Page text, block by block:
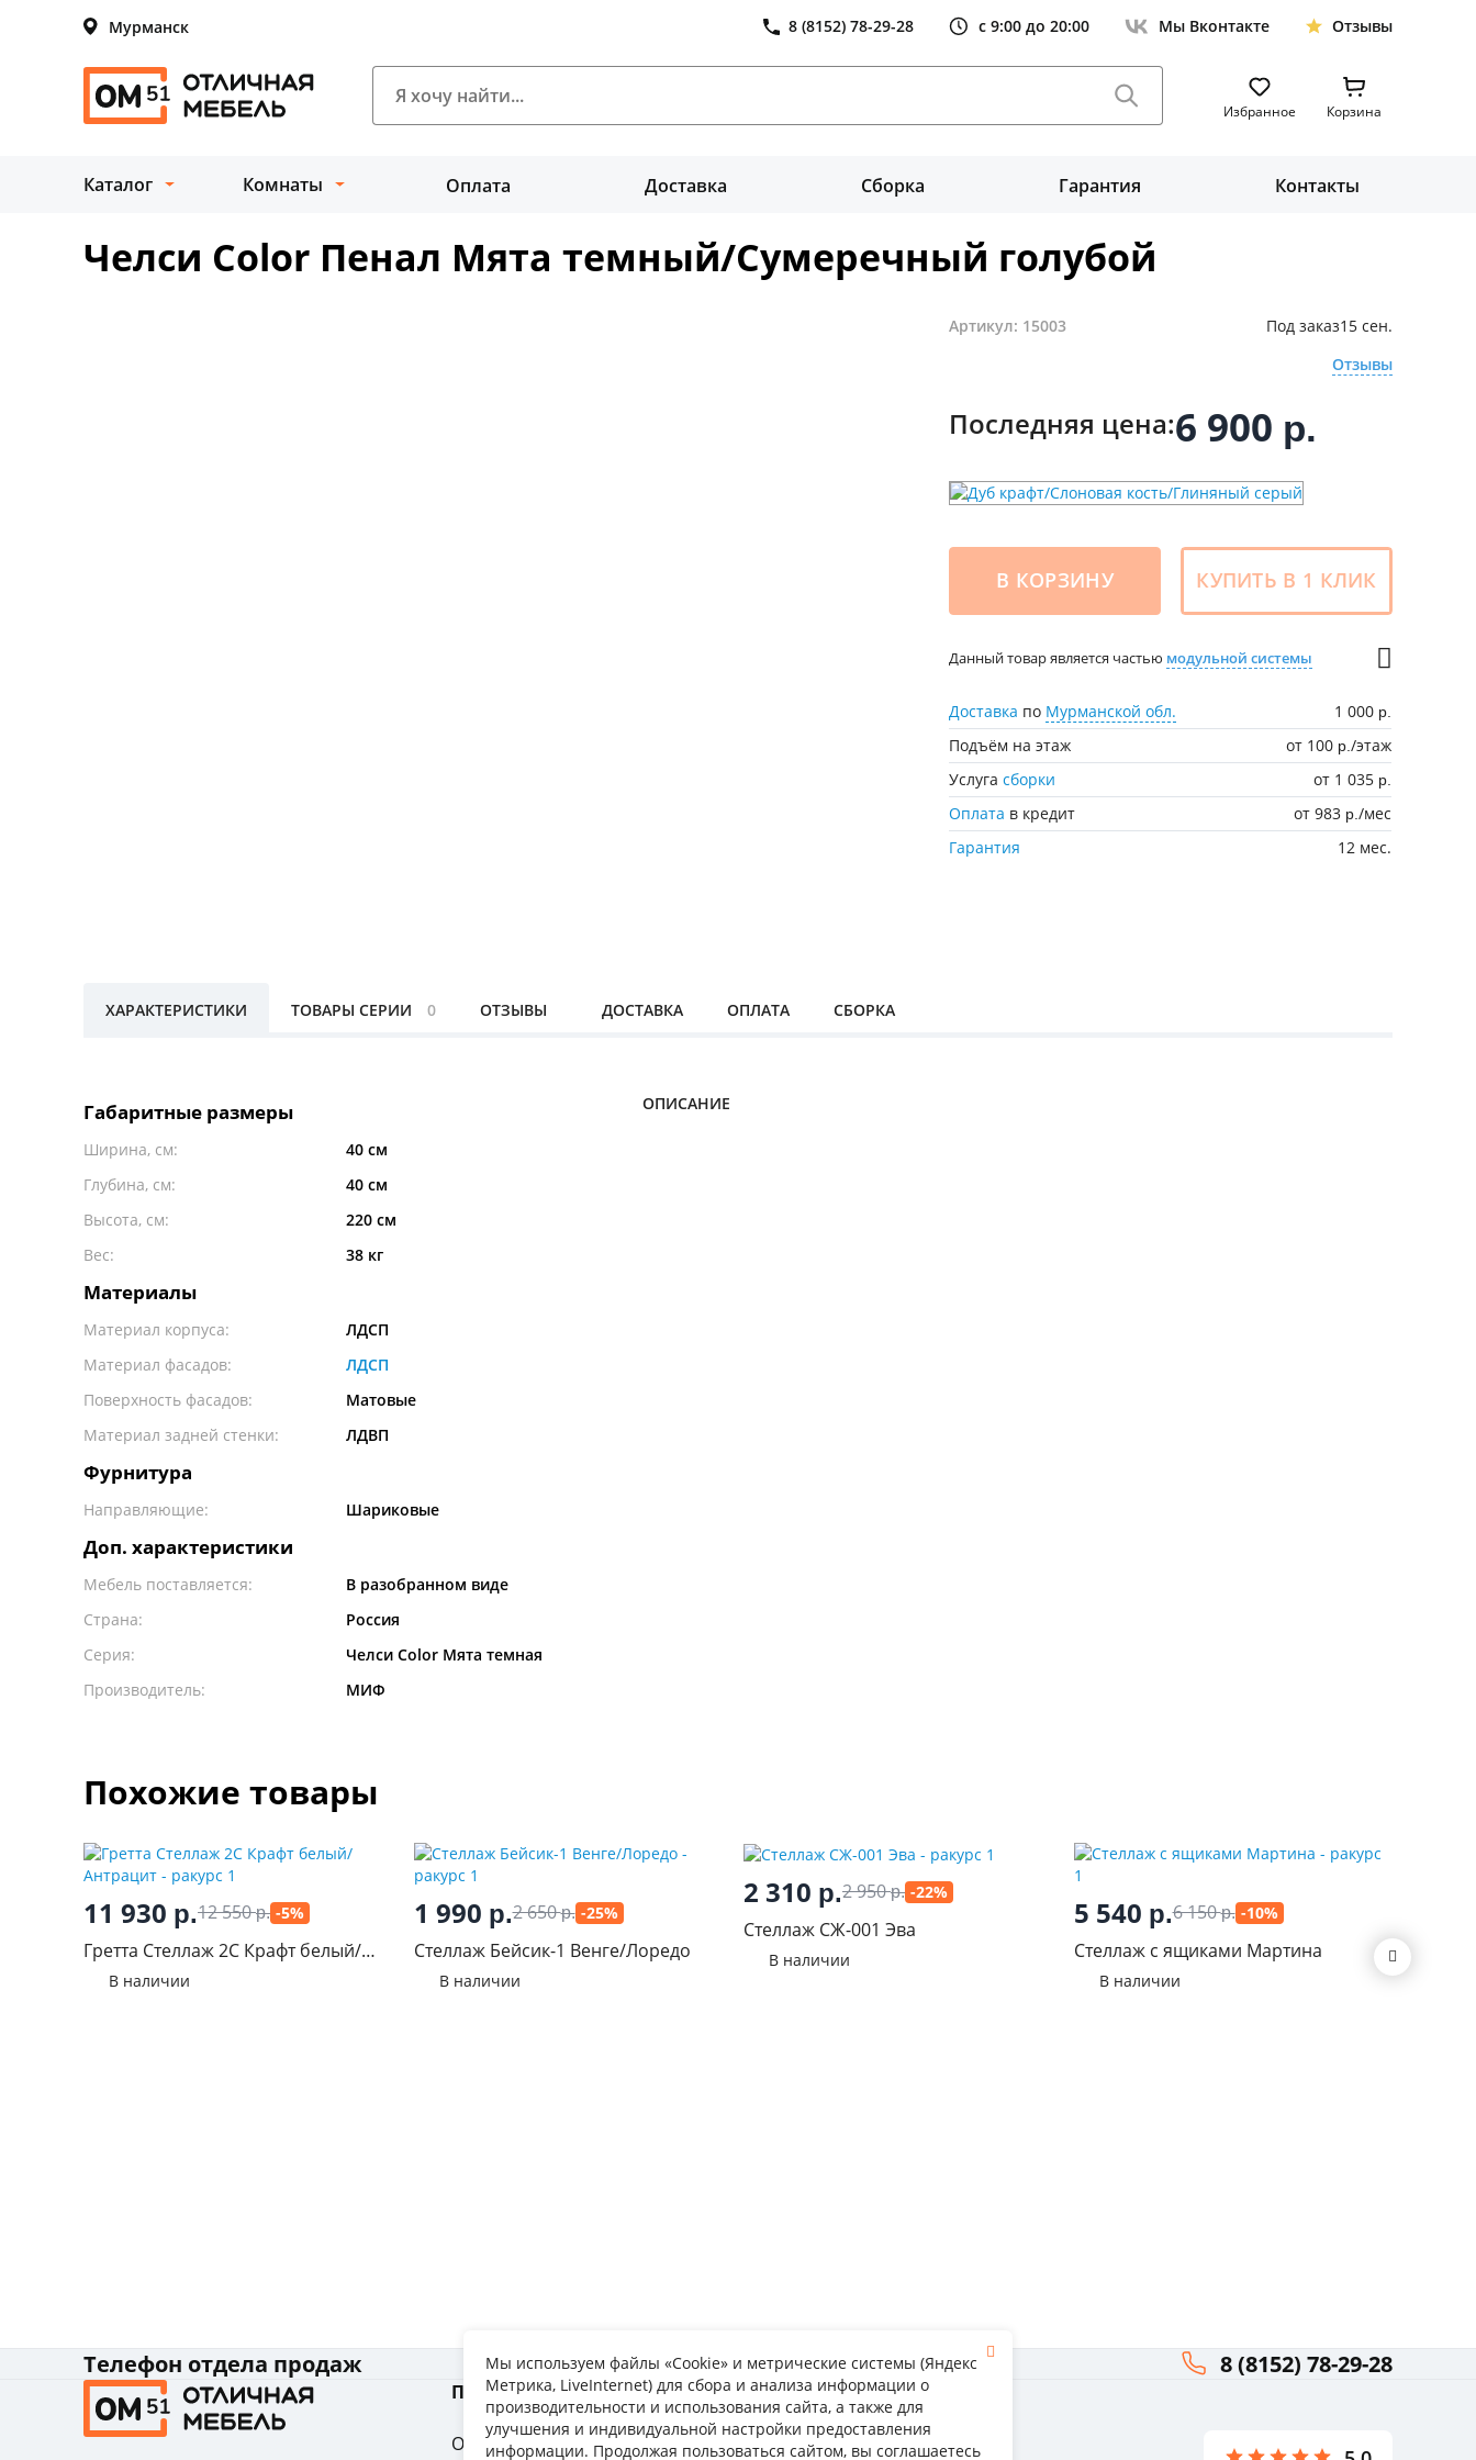
Мурманск 8 (8152) 78-29-28 с 9:00 до 20:00 Мы Вконтакте Отзывы
Избранное Корзина
Каталог Комнаты Оплата Доставка Сборка Гарантия Контакты
Челси Color Пенал Мята темный/Сумеречный голубой
Артикул: 15003 Под заказ15 сен.
Отзывы
Последняя цена:6 900 р.
В КОРЗИНУ КУПИТЬ В 1 КЛИК
Данный товар является частью модульной системы
Доставка по Мурманской обл. 1 000 р.
Подъём на этаж от 100 р./этаж
Услугасборки от 1 035 р.
Оплата в кредит от 983 р./мес
Гарантия
12 мес.
ХАРАКТЕРИСТИКИ ТОВАРЫ СЕРИИ 0 ОТЗЫВЫ ДОСТАВКА ОПЛАТА СБОРКА
Габаритные размеры
Ширина, см:
40 см
Глубина, см:
40 см
Высота, см:
220 см
Вес:
38 кг
Материалы
Материал корпуса:
ЛДСП
Материал фасадов:
ЛДСП
Поверхность фасадов:
Матовые
Материал задней стенки:
ЛДВП
Фурнитура
Направляющие: Шариковые
Доп. характеристики
Мебель поставляется:
В разобранном виде
Страна:
Россия
Серия:
Челси Color Мята темная
Производитель:
МИФ
ОПИСАНИЕ
Похожие товары
11 930 р.12 550р. -5%
Гретта Стеллаж 2С Крафт белый/
Антрацит
В наличии
1 990 р.2 650р. -25%
Стеллаж Бейсик-1 Венге/Лоредо
В наличии
2 310 р.2 950р. -22%
Стеллаж СЖ-001 Эва
В наличии
5 540 р.6 150р. -10%
Стеллаж с ящиками Мартина
В наличии
Телефон отдела продаж 8 (8152) 78-29-28
Покупателю
Оплата Вопрос-ответ
Информация
Каталог мебели
Мы используем файлы «Cookie» и метрические системы (Яндекс
Метрика, LiveInternet) для сбора и анализа информации о
производительности и использования сайта, а также для
улучшения и индивидуальной настройки предоставления
информации. Продолжая пользоваться сайтом, вы соглашаетесь